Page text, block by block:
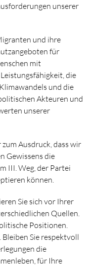
unserer
und ihre
für
mit
die
und die
Akteuren und
unserer
Ausdruck, dass wir
Gewissens die
III. Weg, der Partei
können.
Sie sich vor Ihrer
Quellen.
Positionen.
Bleiben Sie respektvoll
die
für Ihre